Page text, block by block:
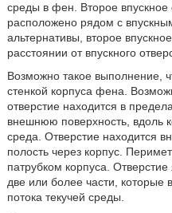
среды в фен. Второе впускное
расположено рядом с
альтернативы, второе
расстоянии от впускного
Возможно такое выполнение,
стенкой корпуса фена.
отверстие находится в
внешнюю поверхность, вдоль
среда. Отверстие находится
полость через корпус.
патрубком корпуса.
две или более части, которые
потока текучей среды.